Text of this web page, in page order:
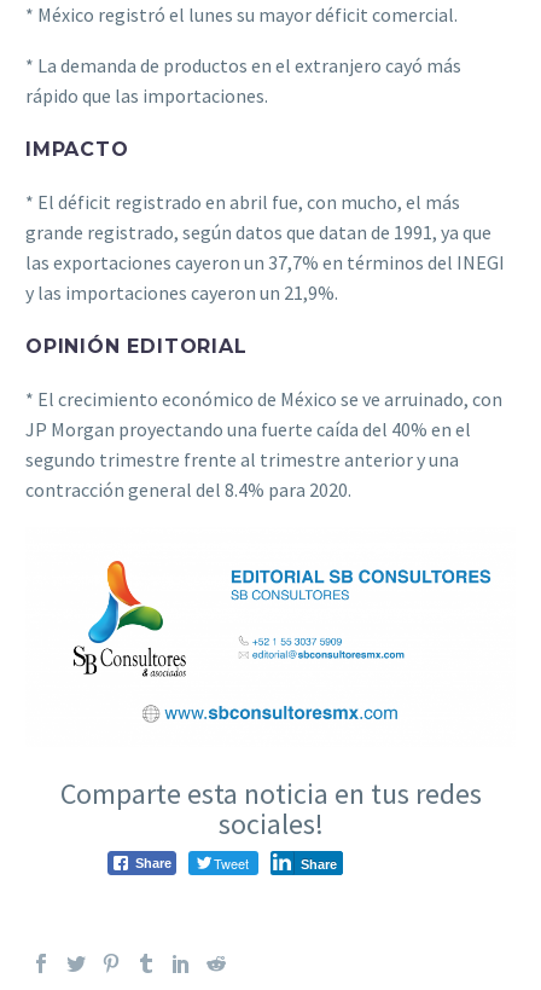
* México registró el lunes su mayor déficit comercial.
* La demanda de productos en el extranjero cayó más
rápido que las importaciones.
IMPACTO
* El déficit registrado en abril fue, con mucho, el más
grande registrado, según datos que datan de 1991, ya que
las exportaciones cayeron un 37,7% en términos del INEGI
y las importaciones cayeron un 21,9%.
OPINIÓN EDITORIAL
* El crecimiento económico de México se ve arruinado, con
JP Morgan proyectando una fuerte caída del 40% en el
segundo trimestre frente al trimestre anterior y una
contracción general del 8.4% para 2020.
Comparte esta noticia en tus redes
sociales!
Share Tweet Share